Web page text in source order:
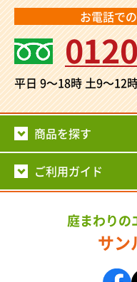
お電話で
平日 9～18時土9～12
商品を探す
ご利用ガイド
庭まわりの
サン